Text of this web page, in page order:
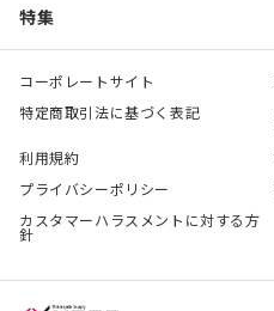
特集
コーポレートサイト
特定商取引法に基づく表記
利用規約
プライバシーポリシー
カスタマーハラスメントに対する方
針